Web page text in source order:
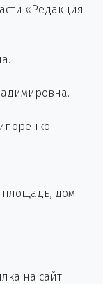
«Редакция
площадь, дом
на сайт